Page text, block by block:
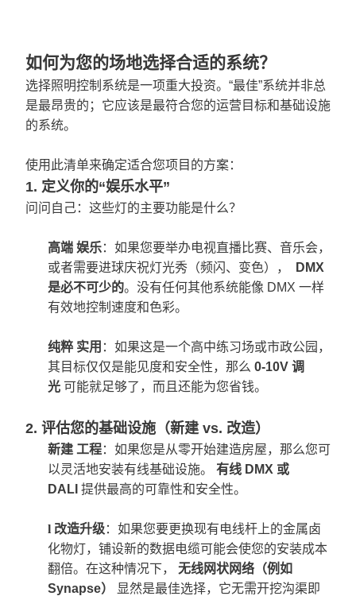
如何为您的场地选择合适的系统？
选择照明控制系统是一项重大投资。“最佳”系统并非总
是最昂贵的；它应该是最符合您的运营目标和基础设施
的系统。
使用此清单来确定适合您项目的方案：
1. 定义你的“娱乐水平”
问问自己：这些灯的主要功能是什么？
高端 娱乐：如果您要举办电视直播比赛、音乐会，
或者需要进球庆祝灯光秀（频闪、变色），
DMX
是必不可少的。没有任何其他系统能像 DMX 一样
有效地控制速度和色彩。
纯粹 实用 ：如果这是一个高中练习场或市政公园，
其目标仅仅是能见度和安全性，那么 0-10V 调
光 可能就足够了，而且还能为您省钱。
2. 评估您的基础设施（新建 vs. 改造）
新建 工程：如果您是从零开始建造房屋，那么您可
以灵活地安装有线基础设施。 有线 DMX 或
DALI 提供最高的可靠性和安全性。
l 改造升级：如果您要更换现有电线杆上的金属卤
化物灯，铺设新的数据电缆可能会使您的安装成本
翻倍。在这种情况下， 无线网状网络（例如
Synapse）
显然是最佳选择，它无需开挖沟渠即